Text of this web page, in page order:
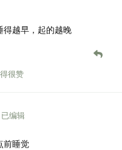
得越早，起的越晚
很赞
已编辑
前睡觉